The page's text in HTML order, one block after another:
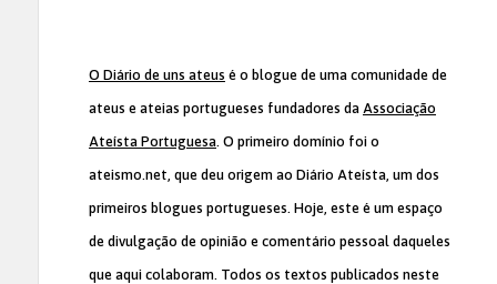
O Diário de uns ateus é o blogue de uma comunidade de
ateus e ateias portugueses fundadores da Associação
Ateísta Portuguesa. O primeiro domínio foi o
ateismo.net, que deu origem ao Diário Ateísta, um dos
primeiros blogues portugueses. Hoje, este é um espaço
de divulgação de opinião e comentário pessoal daqueles
que aqui colaboram. Todos os textos publicados neste